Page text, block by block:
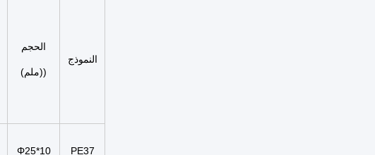
النموذج
الحجم
((ملم)
PE37
Φ25*10